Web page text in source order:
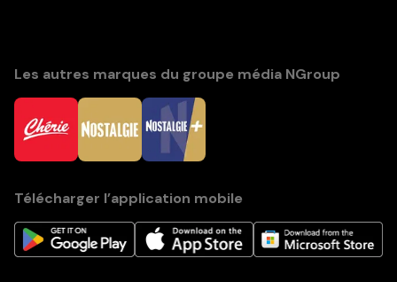
Les autres marques du groupe média NGroup
Télécharger l’application mobile